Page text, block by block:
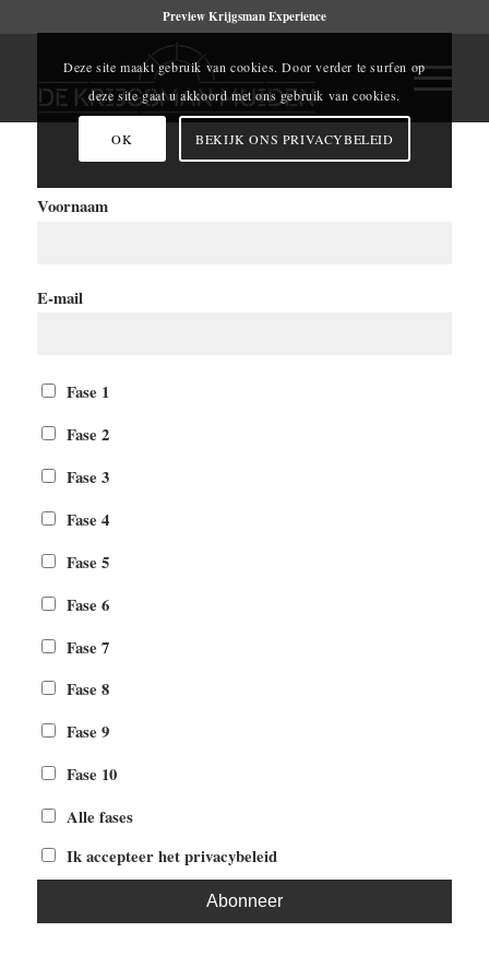
Preview Krijgsman Experience
Voornaam
E-mail
Fase 1
Fase 2
Fase 3
Fase 4
Fase 5
Fase 6
Fase 7
Fase 8
Fase 9
Fase 10
Alle fases
Ik accepteer het privacybeleid
Deze site maakt gebruik van cookies. Door verder te surfen op
deze site gaat u akkoord met ons gebruik van cookies.
OK BEKIJK ONS PRIVACYBELEID